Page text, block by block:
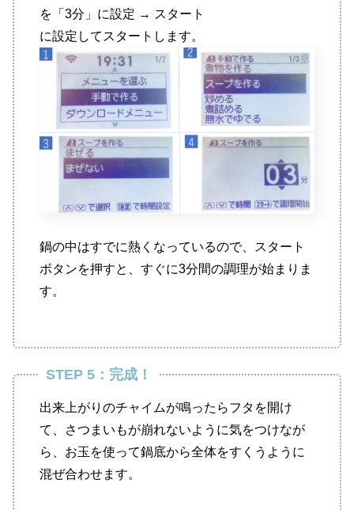
を「3分」に設定 → スタート
に設定してスタートします。
鍋の中はすでに熱くなっているので、スタート
ボタンを押すと、すぐに3分間の調理が始まりま
す。
STEP 5：完成！
出来上がりのチャイムが鳴ったらフタを開け
て、さつまいもが崩れないように気をつけなが
ら、お玉を使って鍋底から全体をすくうように
混ぜ合わせます。